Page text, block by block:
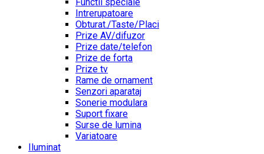
Intrerupatoare
Obturat./Taste/Placi
Prize AV/difuzor
Prize date/telefon
Prize de forta
Prize tv
Rame de ornament
Senzori aparataj
Sonerie modulara
Suport fixare
Surse de lumina
Variatoare
Iluminat